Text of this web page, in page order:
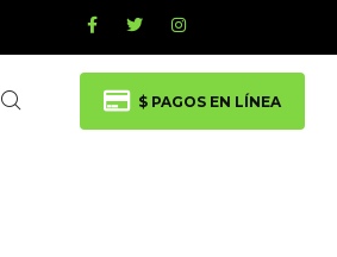
$ PAGOS EN LÍNEA